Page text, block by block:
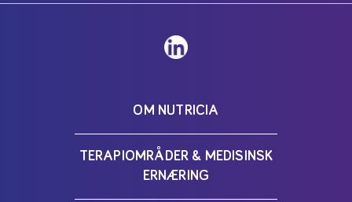
OM NUTRICIA
TERAPIOMRÅDER & MEDISINSK
ERNÆRING